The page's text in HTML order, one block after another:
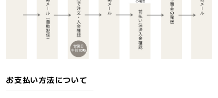
お支払い方法について